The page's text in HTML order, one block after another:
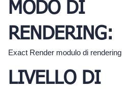
MODO DI
RENDERING:
Exact Render modulo di rendering
LIVELLO DI